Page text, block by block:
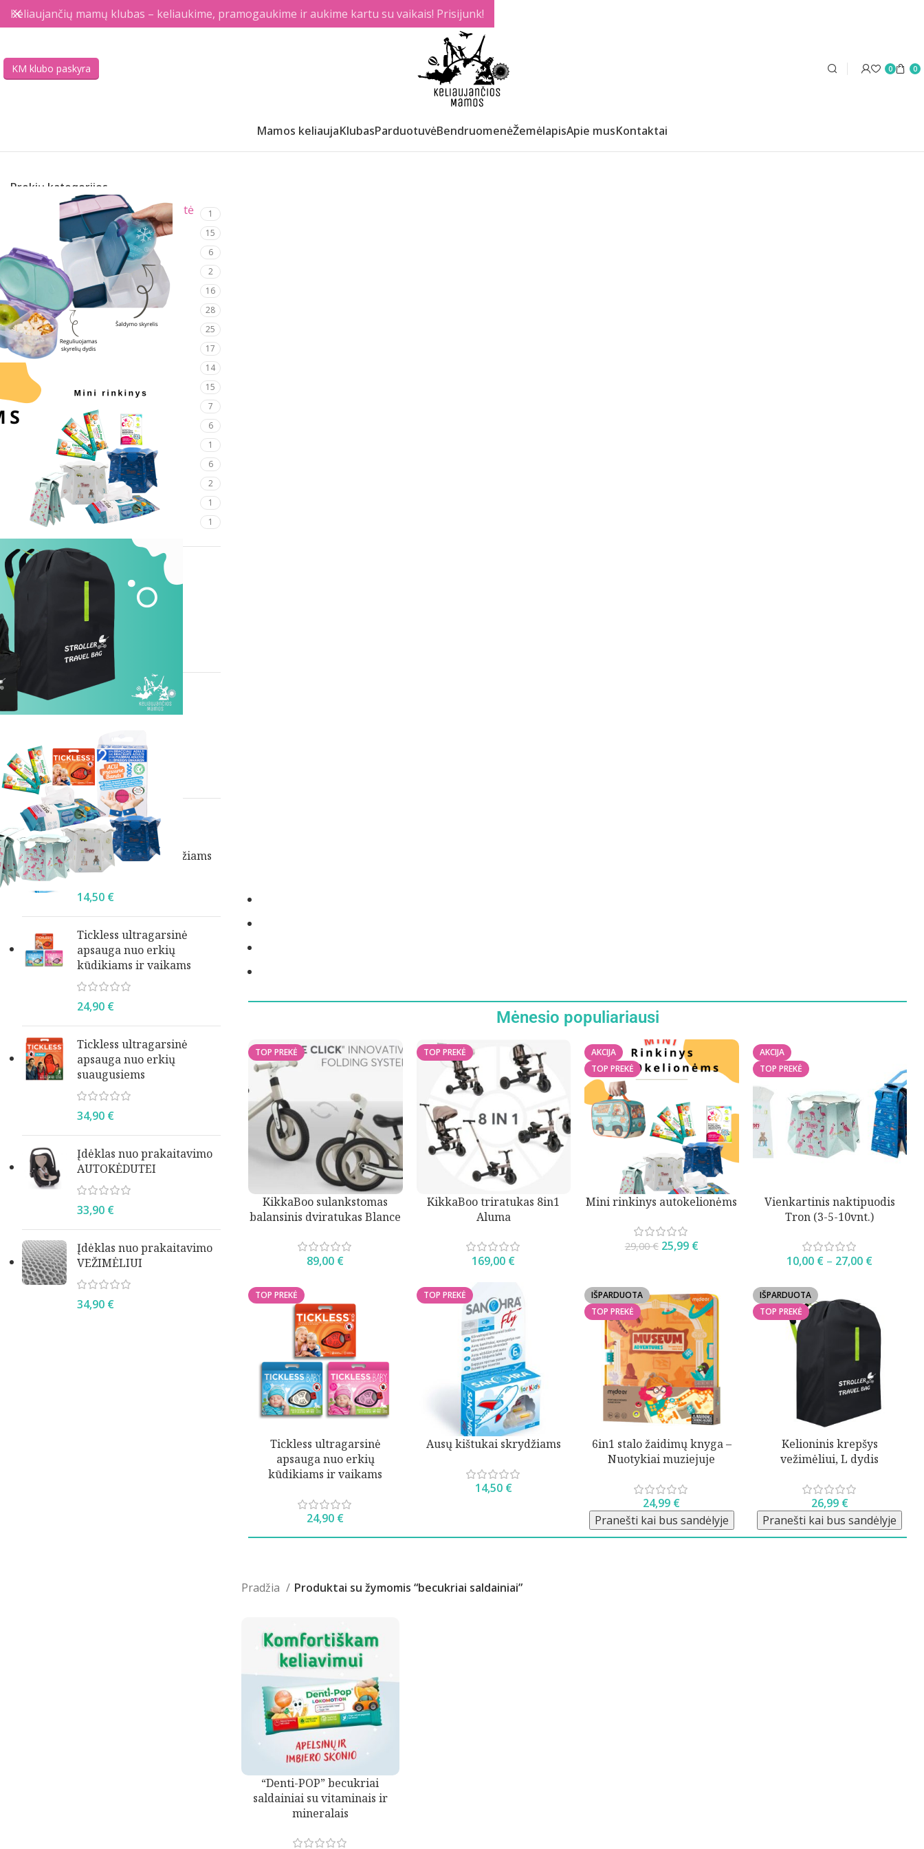
KM klubo paskyra 0 0
Mamos keliaujaKlubasParduotuvėBendruomenėŽemėlapisApie musKontaktai
Prekių kategorijos
Keliaujančių mamų klubo narystė
1
Naujos prekės 15
Išpardavimas 6
Rinkiniai 2
Skrydžiams 16
Kelionėms gamtoje 28
Kelionėms automobiliu 25
Kelionių vaistinėlė 17
Higienos priemonės 14
Veiklos kelionėse 15
Švaros priemonės 7
Gertuvės ir indai 6
Užkandžiai kelionėms 1
Transportas ir priedai 6
Mokymai ir įrašai 2
Dovanos 1
be-kategorijos 1
Filtruoti pagal kainą
Visi
Prekių būsena
Sandėlyje
Geriausiai įvertinti produktai
Ausų kištukai skrydžiams
14,50 €
Tickless ultragarsinė
apsauga nuo erkių
kūdikiams ir vaikams
24,90 €
Tickless ultragarsinė
apsauga nuo erkių
suaugusiems
34,90 €
Įdėklas nuo prakaitavimo
AUTOKĖDUTEI
33,90 €
Įdėklas nuo prakaitavimo
VEŽIMĖLIUI
34,90 €
Mėnesio populiariausi
TOP PREKĖ
KikkaBoo sulankstomas
balansinis dviratukas Blance
89,00 €
TOP PREKĖ
KikkaBoo triratukas 8in1
Aluma
169,00 €
AKCIJA
TOP PREKĖ
Mini rinkinys autokelionėms
29,00€ 25,99 €
AKCIJA
TOP PREKĖ
Vienkartinis naktipuodis
Tron (3-5-10vnt.)
10,00 € – 27,00 €
TOP PREKĖ
Tickless ultragarsinė
apsauga nuo erkių
kūdikiams ir vaikams
24,90 €
TOP PREKĖ
Ausų kištukai skrydžiams
14,50 €
IŠPARDUOTA
TOP PREKĖ
6in1 stalo žaidimų knyga –
Nuotykiai muziejuje
24,99 €
Pranešti kai bus sandėlyje
IŠPARDUOTA
TOP PREKĖ
Kelioninis krepšys
vežimėliui, L dydis
26,99 €
Pranešti kai bus sandėlyje
Pradžia Produktai su žymomis “becukriai saldainiai”
“Denti-POP” becukriai
saldainiai su vitaminais ir
mineralais
Keliaujančių mamų klubas – keliaukime, pramogaukime ir aukime kartu su vaikais! Prisijunk!